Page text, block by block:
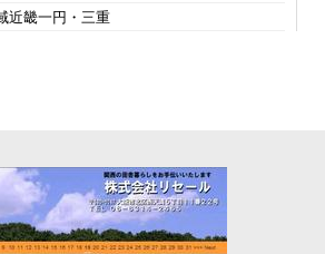
近畿一円・三重